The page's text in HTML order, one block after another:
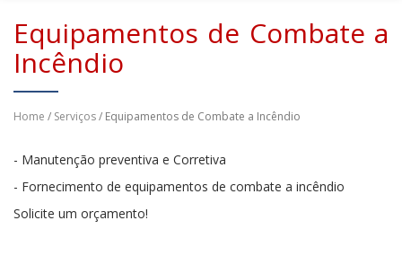
Equipamentos de Combate a
Incêndio
Home / Serviços/ Equipamentos de Combate a Incêndio
- Manutenção preventiva e Corretiva
- Fornecimento de equipamentos de combate a incêndio
Solicite um orçamento!